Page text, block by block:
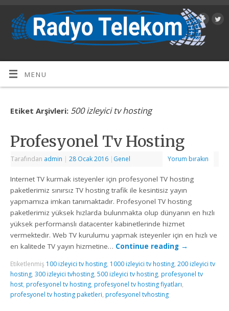
MENU
Etiket Arşivleri: 500 izleyici tv hosting
Profesyonel Tv Hosting
Tarafından admin | 28 Ocak 2016 | Genel Yorum bırakın
Internet TV kurmak isteyenler için profesyonel TV hosting
paketlerimiz sınırsız TV hosting trafik ile kesintisiz yayın
yapmamıza imkan tanımaktadır. Profesyonel TV hosting
paketlerimiz yüksek hızlarda bulunmakta olup dünyanın en hızlı
yüksek performanslı datacenter kabinetlerinde hizmet
vermektedir. Web TV kurulumu yapmak isteyenler için en hızlı ve
en kalitede TV yayın hizmetine… Continue reading →
Etiketlenmiş 100 izleyici tv hosting, 1000 izleyici tv hosting,200 izleyici tv
hosting,300 izleyici tvhosting,500 izleyici tv hosting, profesyonel tv
host, profesyonel tv hosting, profesyonel tv hosting fiyatları,
profesyonel tv hosting paketleri, profesyonel tvhosting